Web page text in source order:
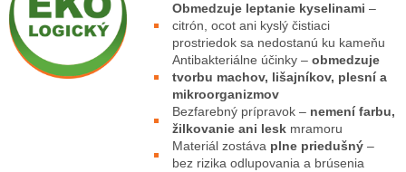
Obmedzuje leptanie kyselinami –
citrón, ocot ani kyslý čistiaci
prostriedok sa nedostanú ku kameňu
Antibakteriálne účinky – obmedzuje
tvorbu machov, lišajníkov, plesní a
mikroorganizmov
Bezfarebný prípravok – nemení farbu,
žilkovanie ani lesk mramoru
Materiál zostáva plne priedušný –
bez rizika odlupovania a brúsenia